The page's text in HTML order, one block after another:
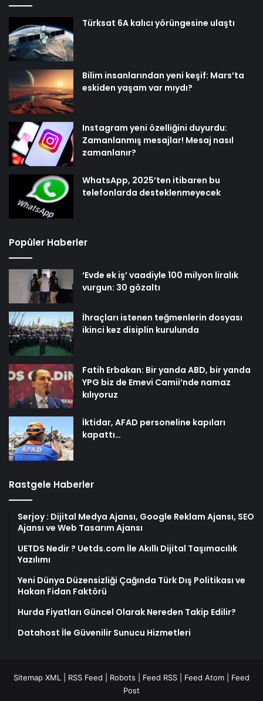
Türksat 6A kalıcı yörüngesine ulaştı
Bilim insanlarından yeni keşif: Mars’ta
eskiden yaşam var mıydı?
Instagram yeni özelliğini duyurdu:
Zamanlanmış mesajlar! Mesaj nasıl
zamanlanır?
WhatsApp, 2025’ten itibaren bu
telefonlarda desteklenmeyecek
Popüler Haberler
‘Evde ek iş’ vaadiyle 100 milyon liralık
vurgun: 30 gözaltı
İhraçları istenen teğmenlerin dosyası
ikinci kez disiplin kurulunda
Fatih Erbakan: Bir yanda ABD, bir yanda
YPG biz de Emevi Camii’nde namaz
kılıyoruz
İktidar, AFAD personeline kapıları
kapattı…
Rastgele Haberler
Serjoy : Dijital Medya Ajansı, Google Reklam Ajansı, SEO
Ajansı ve Web Tasarım Ajansı
UETDS Nedir ? Uetds.com İle Akıllı Dijital Taşımacılık
Yazılımı
Yeni Dünya Düzensizliği Çağında Türk Dış Politikası ve
Hakan Fidan Faktörü
Hurda Fiyatları Güncel Olarak Nereden Takip Edilir?
Datahost İle Güvenilir Sunucu Hizmetleri
Sitemap XML RSS Feed Robots Feed RSS Feed Atom
Feed
Post